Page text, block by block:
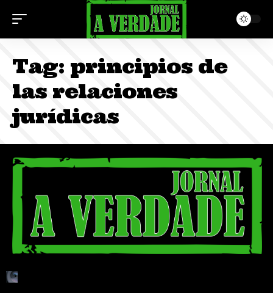
Tag: principios de
las relaciones
jurídicas